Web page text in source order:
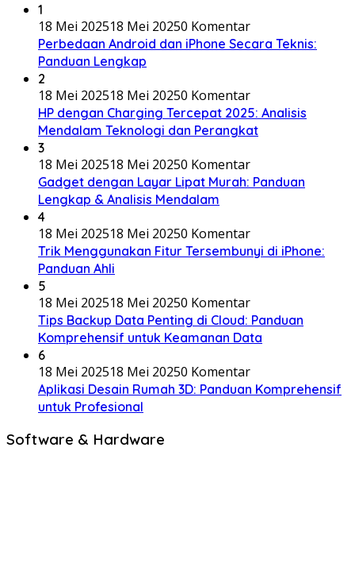
1
18 Mei 202518 Mei 20250 Komentar
Perbedaan Android dan iPhone Secara Teknis:
Panduan Lengkap
2
18 Mei 202518 Mei 20250 Komentar
HP dengan Charging Tercepat 2025: Analisis
Mendalam Teknologi dan Perangkat
3
18 Mei 202518 Mei 20250 Komentar
Gadget dengan Layar Lipat Murah: Panduan
Lengkap & Analisis Mendalam
4
18 Mei 202518 Mei 20250 Komentar
Trik Menggunakan Fitur Tersembunyi di iPhone:
Panduan Ahli
5
18 Mei 202518 Mei 20250 Komentar
Tips Backup Data Penting di Cloud: Panduan
Komprehensif untuk Keamanan Data
6
18 Mei 202518 Mei 20250 Komentar
Aplikasi Desain Rumah 3D: Panduan Komprehensif
untuk Profesional
Software & Hardware